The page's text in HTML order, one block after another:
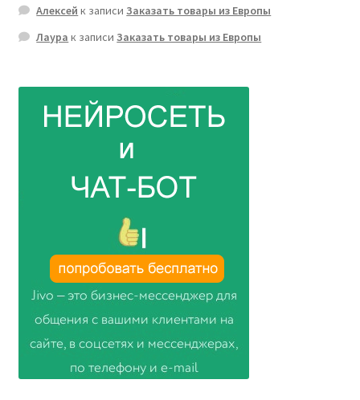
Алексей к записиЗаказать товары из Европы
Лаура к записиЗаказать товары из Европы